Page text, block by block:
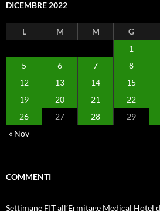
DICEMBRE 2022
L M M G
1
5
6 7 8
12
13 14 15
19
20 21 22
26
27 28 29
« Nov
COMMENTI
Settimane FIT all’Ermitage Medical Hotel